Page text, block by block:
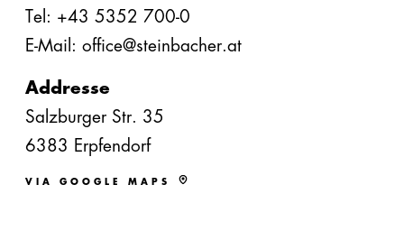
Tel: +43 5352 700-0
E-Mail: office@steinbacher.at
Addresse
Salzburger Str. 35
6383 Erpfendorf
VIA GOOGLE MAPS